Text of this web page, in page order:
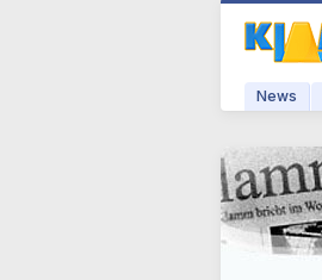
News